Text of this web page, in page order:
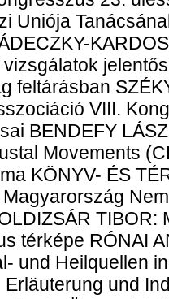
Uniója
feltárásban
VIII.
BENDEFY
Movements
KÖNYV- ÉS
TIBOR:
térképe RÓNAI
und Heilquellen
und